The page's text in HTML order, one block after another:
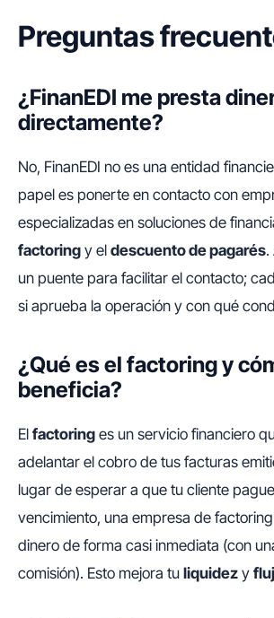
Preguntas
¿FinanEDI me presta
directamente?
No, FinanEDI no es una entidad
papel es ponerte en contacto con
especializadas en soluciones de
factoring y el descuento de pagarés.
un puente para facilitar el contacto;
si aprueba la operación y con qué
¿Qué es el factoring y
beneficia?
El factoring es un servicio financiero
adelantar el cobro de tus facturas
lugar de esperar a que tu cliente
vencimiento, una empresa de
dinero de forma casi inmediata (con
comisión). Esto mejora tu liquidez y